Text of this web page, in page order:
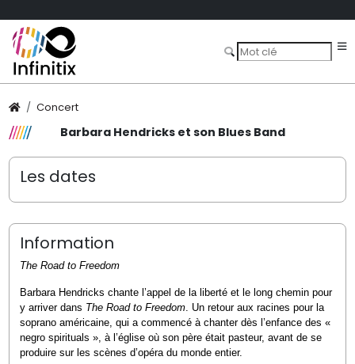
Concert
Barbara Hendricks et son Blues Band
Les dates
Information
The Road to Freedom
Barbara Hendricks chante l’appel de la liberté et le long chemin pour
y arriver dans The Road to Freedom. Un retour aux racines pour la
soprano américaine, qui a commencé à chanter dès l’enfance des «
negro spirituals », à l’église où son père était pasteur, avant de se
produire sur les scènes d’opéra du monde entier.